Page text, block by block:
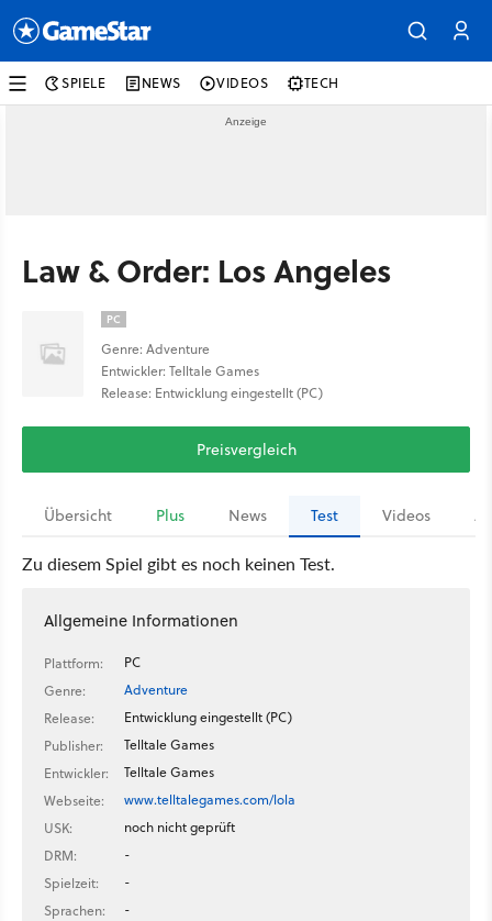
SPIELE NEWS VIDEOS TECH
Law & Order: Los Angeles
PC
Genre: Adventure
Entwickler: Telltale Games
Release: Entwicklung eingestellt (PC)
Preisvergleich
Übersicht Plus News Test Videos
Zu diesem Spiel gibt es noch keinen Test.
Allgemeine Informationen
Plattform:
PC
Genre:
Adventure
Release:
Entwicklung eingestellt (PC)
Publisher:
Telltale Games
Entwickler:
Telltale Games
Webseite:
www.telltalegames.com/lola
USK:
noch nicht geprüft
DRM:
-
Spielzeit:
-
Sprachen:
-